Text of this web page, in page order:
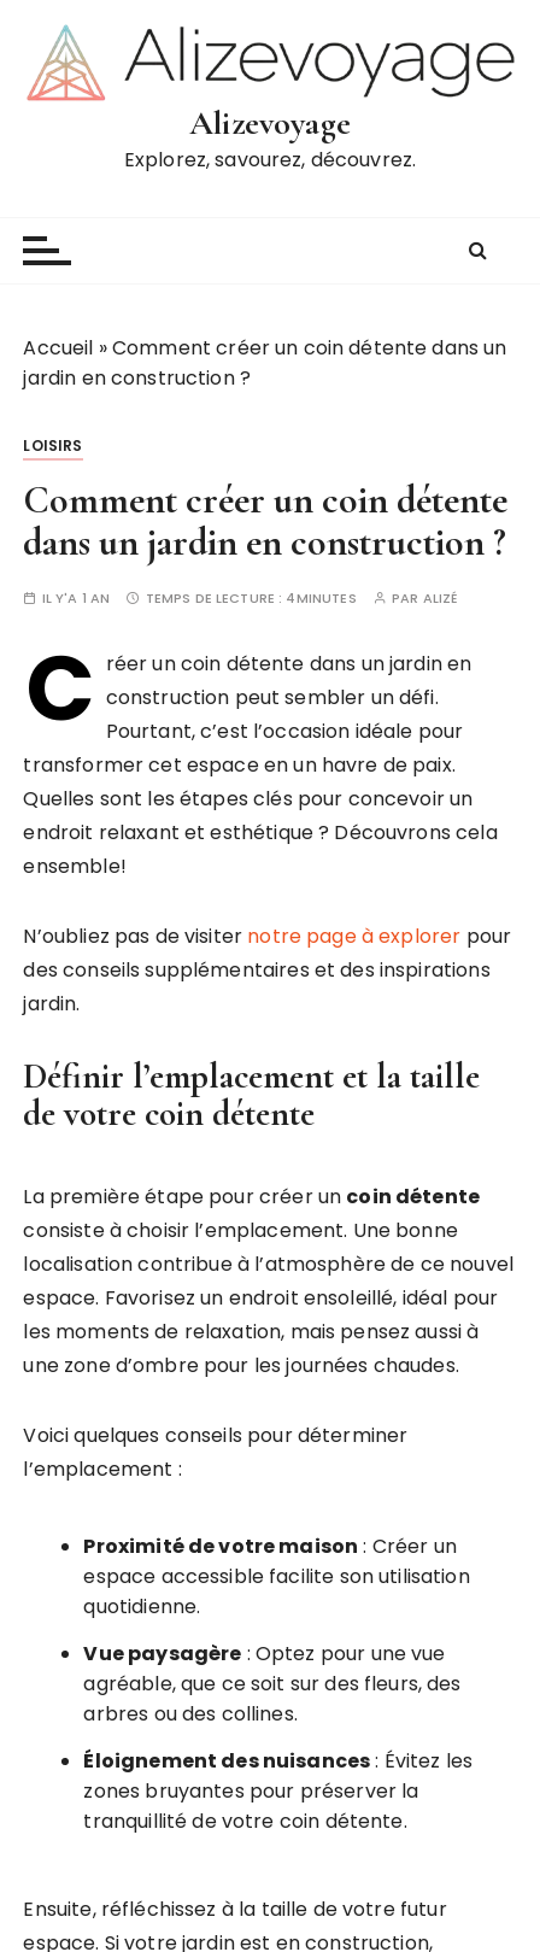
Alizevoyage
Explorez, savourez, découvrez.
Accueil »Comment créer un coin détente dans un
jardin en construction ?
LOISIRS
Comment créer un coin détente
dans un jardin en construction ?
IL Y'A 1 AN TEMPS DE LECTURE : 4MINUTES PAR ALIZÉ
C réer un coin détente dans un jardin en
construction peut sembler un défi.
Pourtant, c’est l’occasion idéale pour
transformer cet espace en un havre de paix.
Quelles sont les étapes clés pour concevoir un
endroit relaxant et esthétique ? Découvrons cela
ensemble!
N’oubliez pas de visiter notre page à explorer pour
des conseils supplémentaires et des inspirations
jardin.
Définir l’emplacement et la taille
de votre coin détente
La première étape pour créer un coin détente
consiste à choisir l’emplacement. Une bonne
localisation contribue à l’atmosphère de ce nouvel
espace. Favorisez un endroit ensoleillé, idéal pour
les moments de relaxation, mais pensez aussi à
une zone d’ombre pour les journées chaudes.
Voici quelques conseils pour déterminer
l’emplacement :
Proximité de votre maison : Créer un
espace accessible facilite son utilisation
quotidienne.
Vue paysagère : Optez pour une vue
agréable, que ce soit sur des fleurs, des
arbres ou des collines.
Éloignement des nuisances: Évitez les
zones bruyantes pour préserver la
tranquillité de votre coin détente.
Ensuite, réfléchissez à la taille de votre futur
espace. Si votre jardin est en construction,